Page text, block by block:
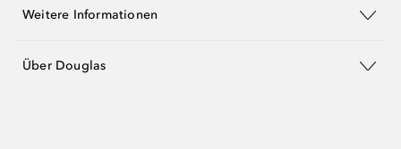
Weitere Informationen
Über Douglas